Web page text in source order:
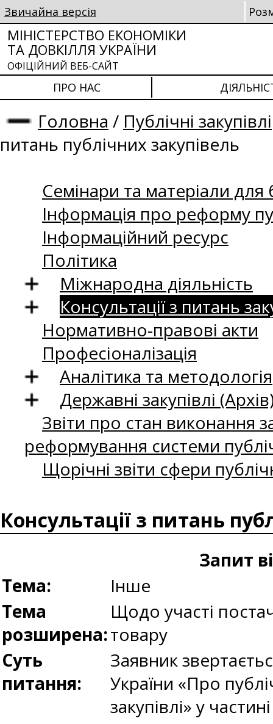
Звичайна версія
МІНІСТЕРСТВО ЕКОНОМІКИ
ТА ДОВКІЛЛЯ УКРАЇНИ
ОФІЦІЙНИЙ ВЕБ-САЙТ
ПРО НАС
Головна / Публічні закупівлі
питань публічних закупівель
Семінари та матеріали для
Інформація про реформу
Інформаційний ресурс
Політика
Міжнародна діяльність
Консультації з питань
Нормативно-правові акти
Професіоналізація
Аналітика та методологія
Державні закупівлі
Звіти про стан виконання
реформування системи
Щорічні звіти сфери
Консультації з питань
Запит
Тема:
Інше
Тема
розширена:
Щодо участі
товару
Суть
питання:
Заявник
України «Про
закупівлі» у